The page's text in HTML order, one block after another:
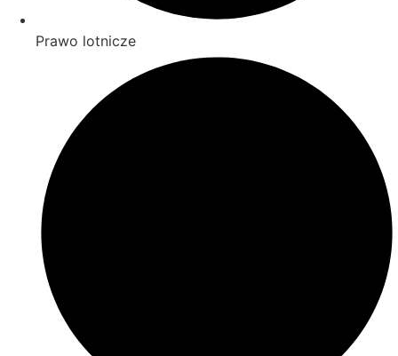
Prawo lotnicze